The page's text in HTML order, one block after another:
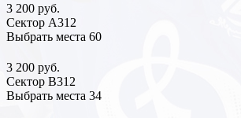
3 200 руб.
Сектор А312
Выбрать места 60
3 200 руб.
Сектор В312
Выбрать места 34